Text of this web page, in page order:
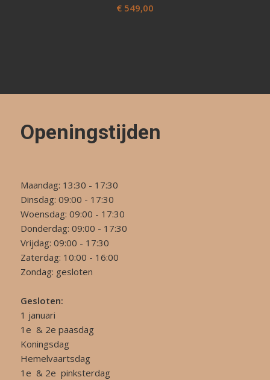
€549,00
Openingstijden
Maandag: 13:30 - 17:30
Dinsdag: 09:00 - 17:30
Woensdag: 09:00 - 17:30
Donderdag: 09:00 - 17:30
Vrijdag: 09:00 - 17:30
Zaterdag: 10:00 - 16:00
Zondag: gesloten
Gesloten:
1 januari
1e & 2e paasdag
Koningsdag
Hemelvaartsdag
1e & 2e pinksterdag